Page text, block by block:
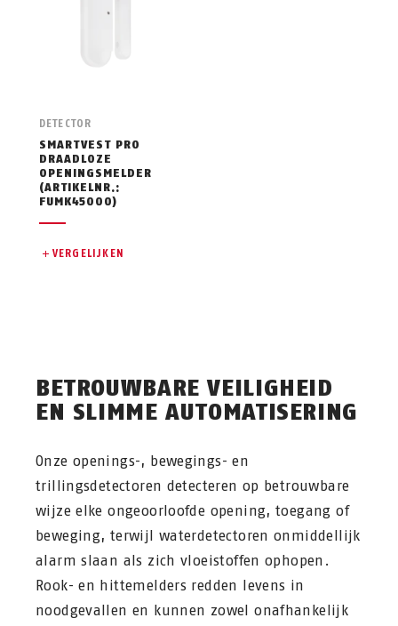
DETECTOR
SMARTVEST PRO
DRAADLOZE
OPENINGSMELDER
(ARTIKELNR.:
FUMK45000)
VERGELIJKEN
BETROUWBARE VEILIGHEID
EN SLIMME AUTOMATISERING
Onze openings-, bewegings- en
trillingsdetectoren detecteren op betrouwbare
wijze elke ongeoorloofde opening, toegang of
beweging, terwijl waterdetectoren onmiddellijk
alarm slaan als zich vloeistoffen ophopen.
Rook- en hittemelders redden levens in
noodgevallen en kunnen zowel onafhankelijk